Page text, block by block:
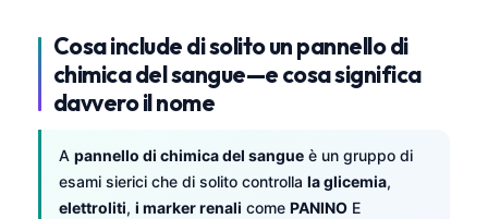
Cosa include di solito un pannello di
chimica del sangue—e cosa significa
davvero il nome
A pannello di chimica del sangue è un gruppo di
esami sierici che di solito controlla la glicemia,
elettroliti, i marker renali come PANINO E